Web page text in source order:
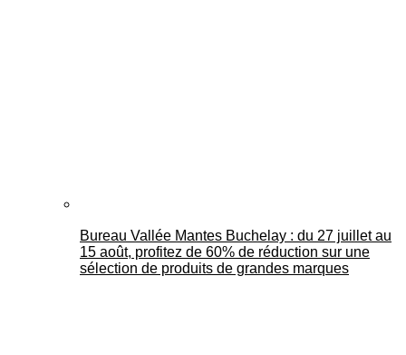
Bureau Vallée Mantes Buchelay : du 27 juillet au
15 août, profitez de 60% de réduction sur une
sélection de produits de grandes marques